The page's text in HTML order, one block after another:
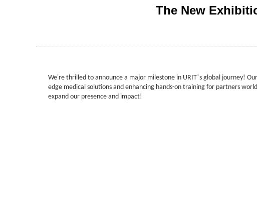
The New
We’re thrilled to announce a major milestone in URIT’s global journey!
edge medical solutions and enhancing hands-on training for partners
expand our presence and impact!